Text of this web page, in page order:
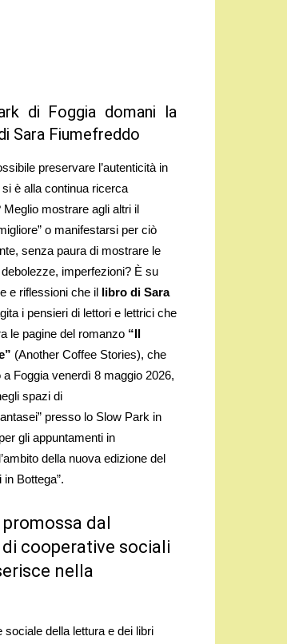
di Foggia domani la
Sara Fiumefreddo
preservare l’autenticità in
è alla continua ricerca
Meglio mostrare agli altri il
o manifestarsi per ciò
senza paura di mostrare le
imperfezioni? È su
e riflessioni che il libro di Sara
i pensieri di lettori e lettrici che
le pagine del romanzo “Il
(Another Coffee Stories), che
Foggia venerdì 8 maggio 2026,
spazi di
presso lo Slow Park in
gli appuntamenti in
della nuova edizione del
in Bottega”.
promossa dal
cooperative sociali
nella
della lettura e dei libri